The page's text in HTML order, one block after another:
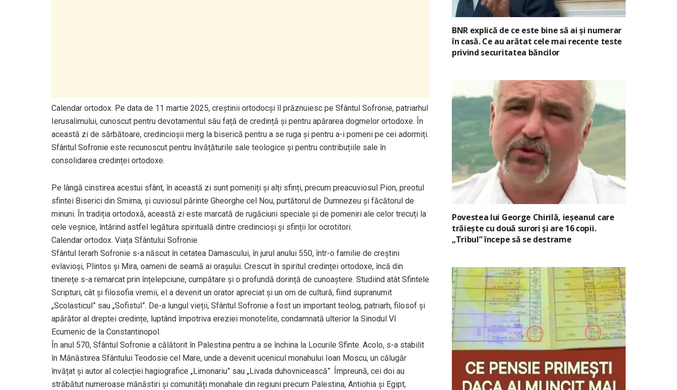
Calendar ortodox. Pe data de 11 martie 2025, creștinii ortodocși îl prăznuiesc pe Sfântul Sofronie, patriarhul
Ierusalimului, cunoscut pentru devotamentul său față de credință și pentru apărarea dogmelor ortodoxe. În
această zi de sărbătoare, credincioșii merg la biserică pentru a se ruga și pentru a-i pomeni pe cei adormiți.
Sfântul Sofronie este recunoscut pentru învățăturile sale teologice și pentru contribuțiile sale în
consolidarea credinței ortodoxe.
Pe lângă cinstirea acestui sfânt, în această zi sunt pomeniți și alți sfinți, precum preacuviosul Pion, preotul
sfintei Biserici din Smirna, și cuviosul părinte Gheorghe cel Nou, purtătorul de Dumnezeu și făcătorul de
minuni. În tradiția ortodoxă, această zi este marcată de rugăciuni speciale și de pomeniri ale celor trecuți la
cele veșnice, întărind astfel legătura spirituală dintre credincioși și sfinții lor ocrotitori.
Calendar ortodox. Viața Sfântului Sofronie
Sfântul Ierarh Sofronie s-a născut în cetatea Damascului, în jurul anului 550, într-o familie de creștini
evlavioși, Plintos și Mira, oameni de seamă ai orașului. Crescut în spiritul credinței ortodoxe, încă din
tinerețe s-a remarcat prin înțelepciune, cumpătare și o profundă dorință de cunoaștere. Studiind atât Sfintele
Scripturi, cât și filosofia vremii, el a devenit un orator apreciat și un om de cultură, fiind supranumit
„Scolasticul” sau „Sofistul”. De-a lungul vieții, Sfântul Sofronie a fost un important teolog, patriarh, filosof și
apărător al dreptei credințe, luptând împotriva ereziei monotelite, condamnată ulterior la Sinodul VI
Ecumenic de la Constantinopol.
În anul 570, Sfântul Sofronie a călătorit în Palestina pentru a se închina la Locurile Sfinte. Acolo, s-a stabilit
în Mănăstirea Sfântului Teodosie cel Mare, unde a devenit ucenicul monahului Ioan Moscu, un călugăr
învățat și autor al colecției hagiografice „Limonariu” sau „Livada duhovnicească”. Împreună, cei doi au
străbătut numeroase mănăstiri și comunități monahale din regiuni precum Palestina, Antiohia și Egipt,
BNR explică de ce este bine să ai și numerar
în casă. Ce au arătat cele mai recente teste
privind securitatea băncilor
Povestea lui George Chirilă, ieșeanul care
trăiește cu două surori și are 16 copii.
„Tribul” începe să se destrame